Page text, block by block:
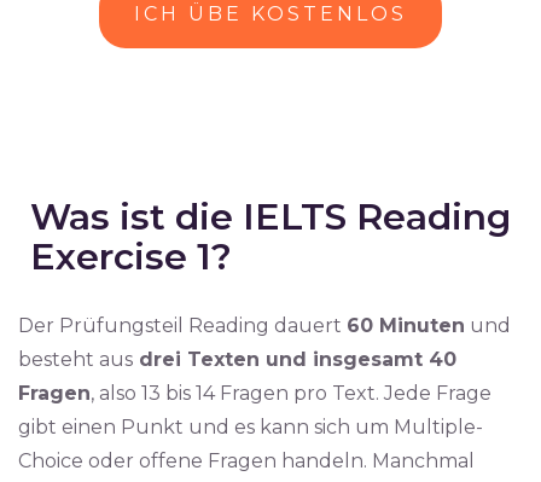
ICH ÜBE KOSTENLOS
Was ist die IELTS Reading
Exercise 1?
Der Prüfungsteil Reading dauert 60 Minuten und
besteht aus drei Texten und insgesamt 40
Fragen, also 13 bis 14 Fragen pro Text. Jede Frage
gibt einen Punkt und es kann sich um Multiple-
Choice oder offene Fragen handeln. Manchmal